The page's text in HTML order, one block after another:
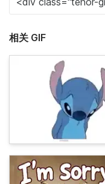
相关 GIF